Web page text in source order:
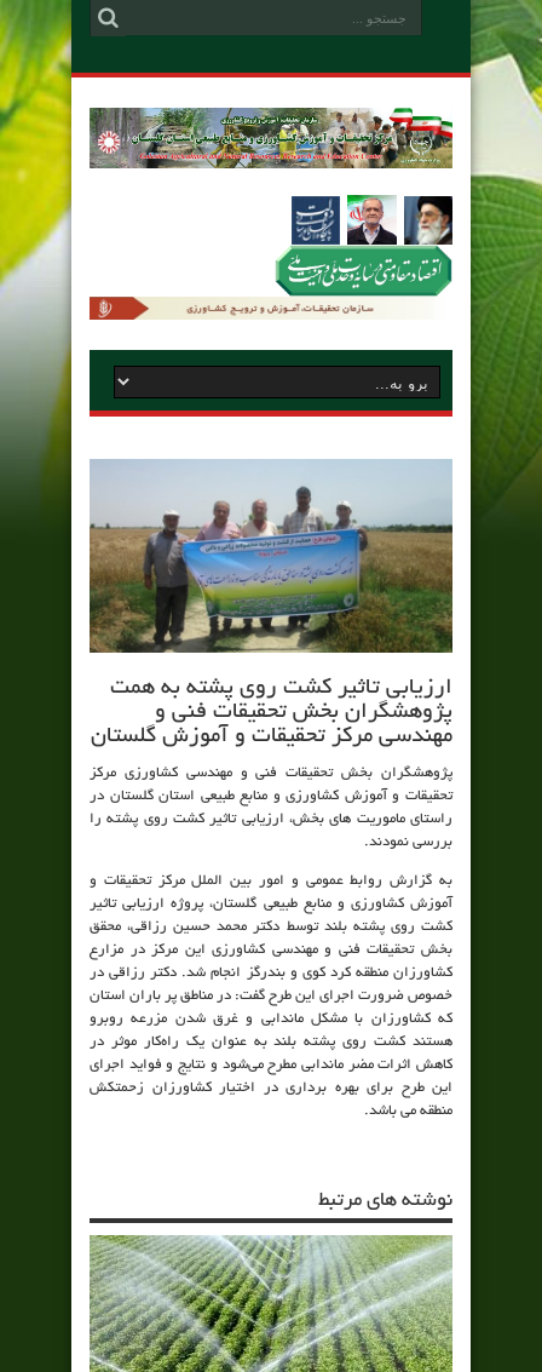
ارزیابی تاثیر کشت روی پشته به همت
پژوهشگران بخش تحقیقات فنی و
مهندسی مرکز تحقیقات و آموزش گلستان
پژوهشگران بخش تحقیقات فنی و مهندسی کشاورزی مرکز
تحقیقات و آموزش کشاورزی و منابع طبیعی استان گلستان در
راستای ماموریت های بخش، ارزیابی تاثیر کشت روی پشته را
بررسی نمودند.
به گزارش روابط عمومی و امور بین الملل مرکز تحقیقات و
آموزش کشاورزی و منابع طبیعی گلستان، پروژه ارزیابی تاثیر
کشت روی پشته بلند توسط دکتر محمد حسین رزاقی، محقق
بخش تحقیقات فنی و مهندسی کشاورزی این مرکز در مزارع
کشاورزان منطقه کرد کوی و بندرگز انجام شد. دکتر رزاقی در
خصوص ضرورت اجرای این طرح گفت: در مناطق پر باران استان
که کشاورزان با مشکل ماندابی و غرق شدن مزرعه روبرو
هستند کشت روی پشته بلند به عنوان یک راه‌کار موثر در
کاهش اثرات مضر ماندابی مطرح می‌شود و نتایج و فواید اجرای
این طرح برای بهره برداری در اختیار کشاورزان زحمتکش
منطقه می باشد.
نوشته های مرتبط